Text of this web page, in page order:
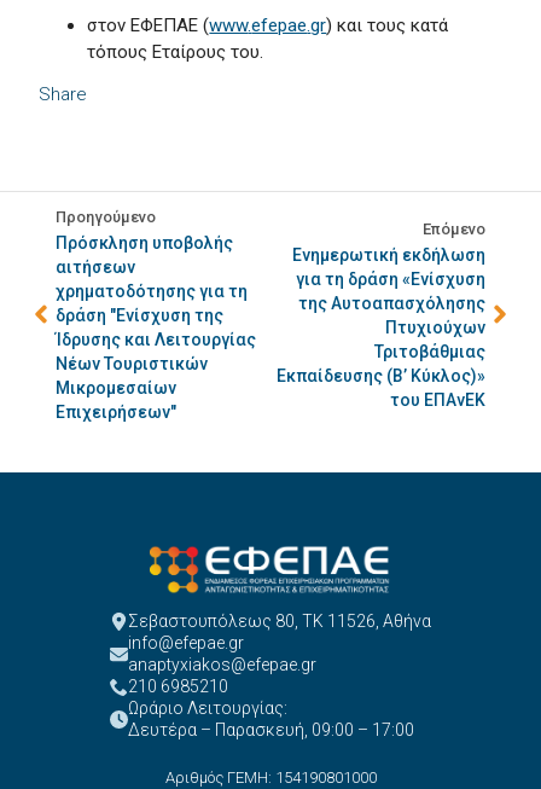
Share
στον ΕΦΕΠΑΕ (www.efepae.gr) και τους κατά
τόπους Εταίρους του.
Προηγούμενο
Πρόσκληση υποβολής
αιτήσεων
χρηματοδότησης για τη
δράση "Ενίσχυση της
Ίδρυσης και Λειτουργίας
Νέων Τουριστικών
Μικρομεσαίων
Επιχειρήσεων"
Επόμενο
Ενημερωτική εκδήλωση
για τη δράση «Ενίσχυση
της Αυτοαπασχόλησης
Πτυχιούχων
Τριτοβάθμιας
Εκπαίδευσης (Β’ Κύκλος)»
του ΕΠΑνΕΚ
Σεβαστουπόλεως 80, ΤΚ 11526, Αθήνα
info@efepae.gr
anaptyxiakos@efepae.gr
210 6985210
Ωράριο Λειτουργίας:
Δευτέρα – Παρασκευή, 09:00 – 17:00
Αριθμός ΓΕΜΗ: 154190801000